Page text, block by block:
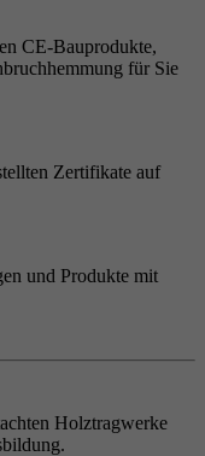
CE-Bauprodukte,
für Sie
Zertifikate auf
und Produkte mit
Holztragwerke